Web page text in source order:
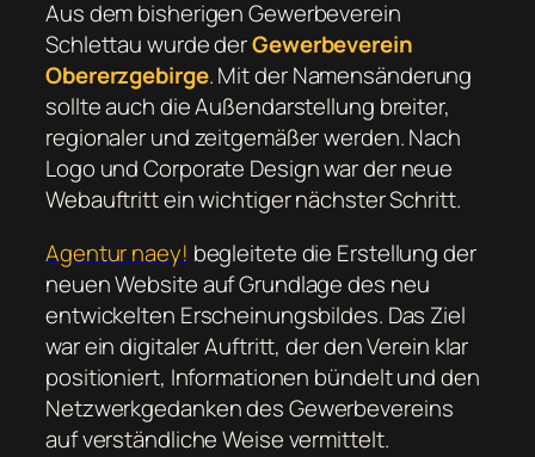
Aus dem bisherigen Gewerbeverein
Schlettau wurde derGewerbeverein
Obererzgebirge. Mit der Namensänderung
sollte auch die Außendarstellung breiter,
regionaler und zeitgemäßer werden. Nach
Logo und Corporate Design war der neue
Webauftritt ein wichtiger nächster Schritt.
Agentur naey! begleitete die Erstellung der
neuen Website auf Grundlage des neu
entwickelten Erscheinungsbildes. Das Ziel
war ein digitaler Auftritt, der den Verein klar
positioniert, Informationen bündelt und den
Netzwerkgedanken des Gewerbevereins
auf verständliche Weise vermittelt.